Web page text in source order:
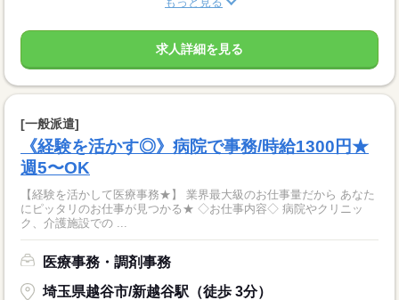
求人詳細を見る
[一般派遣]
《経験を活かす◎》病院で事務/時給1300円★
週5〜OK
【経験を活かして医療事務★】 業界最大級のお仕事量だから あなた
にピッタリのお仕事が見つかる★ ◇お仕事内容◇ 病院やクリニッ
ク、介護施設での ...
医療事務・調剤事務
埼玉県越谷市/新越谷駅（徒歩 3分）